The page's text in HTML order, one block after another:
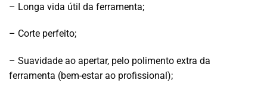
– Longa vida útil da ferramenta;
– Corte perfeito;
– Suavidade ao apertar, pelo polimento extra da
ferramenta (bem-estar ao profissional);